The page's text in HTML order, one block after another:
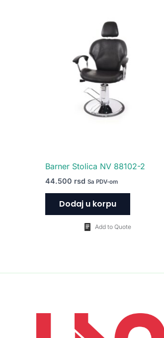
Barner Stolica NV 88102-2
44.500 rsd Sa PDV-om
Dodaj u korpu
Add to Quote